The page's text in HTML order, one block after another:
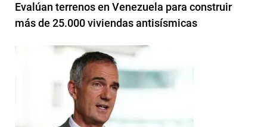
Evalúan terrenos en Venezuela para construir
más de 25.000 viviendas antisísmicas